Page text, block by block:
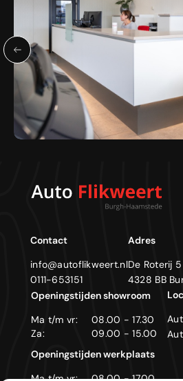
Contact
info@autoflikweert.nl
0111-653151
Adres
De Roterij 5
4328 BB
Openingstijden showroom
Ma t/m vr:
08.00 - 17.30
Za:
09.00 - 15.00
Openingstijden werkplaats
Ma t/m vr:
08.00 - 17.00